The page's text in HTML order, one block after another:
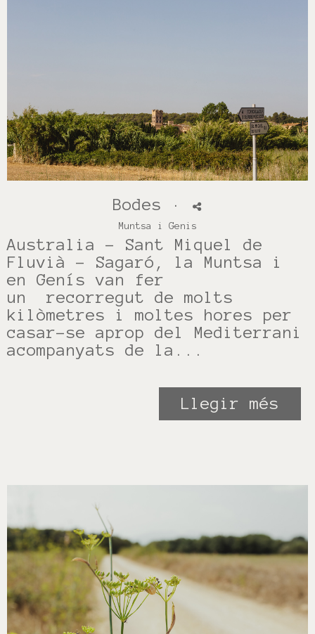
Bodes ·
Muntsa i Genis
Australia - Sant Miquel de
Fluvià - Sagaró, la Muntsa i
en Genís van fer
un recorregut de molts
kilòmetres i moltes hores per
casar-se aprop del Mediterrani
acompanyats de la...
Llegir més